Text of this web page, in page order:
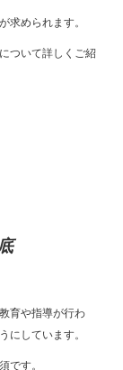
求められます。
ついて詳しくご紹
育や指導が行わ
にしています。
です。